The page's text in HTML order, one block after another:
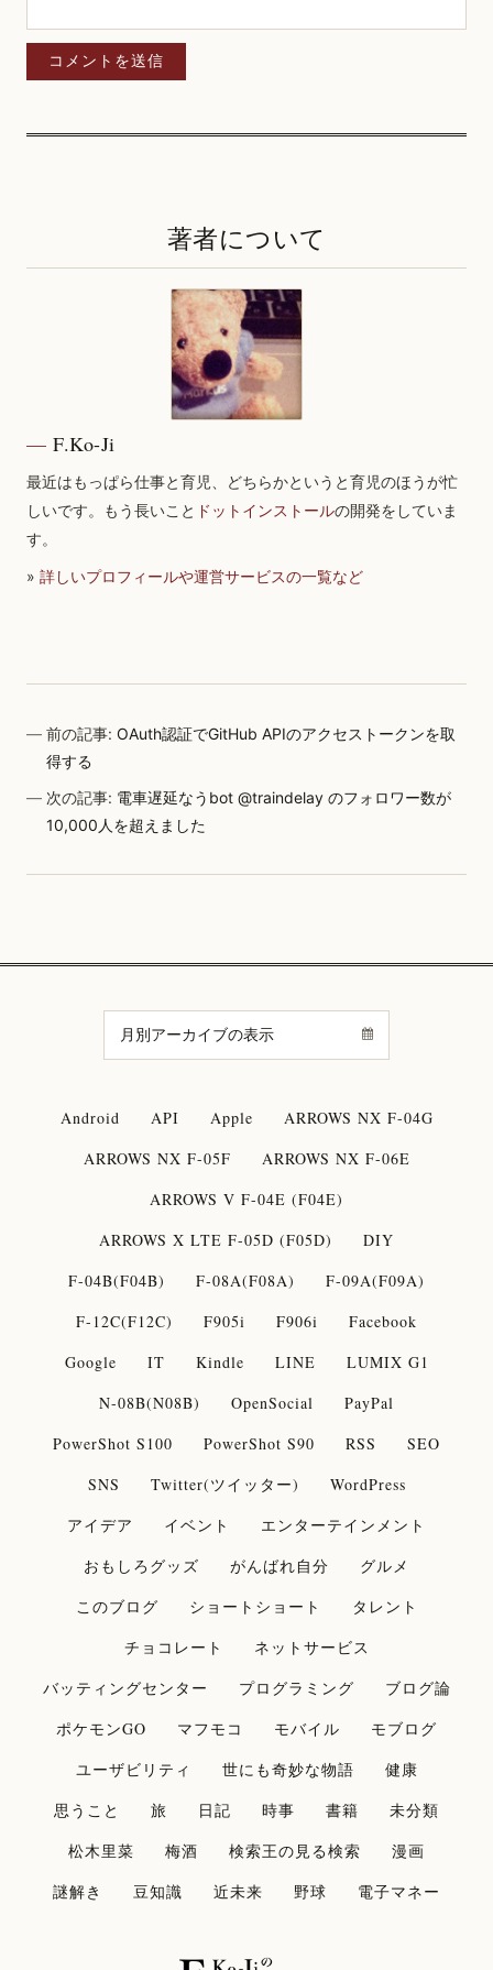
著者について
F.Ko-Ji
最近はもっぱら仕事と育児、どちらかというと育児のほうが忙
しいです。もう長いこと ドットインストールの開発をしていま
す。
» 詳しいプロフィールや運営サービスの一覧など
前の記事:OAuth認証でGitHub APIのアクセストークンを取
得する
次の記事: 電車遅延なうbot @traindelay のフォロワー数が
10,000人を超えました
Android API Apple
ARROWS NX F-04G
ARROWS NX F-05F
ARROWS NX F-06E
ARROWS V F-04E (F04E)
ARROWS X LTE F-05D (F05D)
DIY
F-04B(F04B)
F-08A(F08A)
F-09A(F09A)
F-12C(F12C)
F905i F906i
Facebook
Google
IT Kindle LINE
LUMIX G1
N-08B(N08B)
OpenSocial
PayPal
PowerShot S100
PowerShot S90 RSS
SEO
SNS
Twitter(ツイッター)
WordPress
アイデア
イベント
エンターテインメント
おもしろグッズ
がんばれ自分
グルメ
このブログ
ショートショート
タレント
チョコレート
ネットサービス
バッティングセンター
プログラミング
ブログ論
ポケモンGO
マフモコ モバイル
モブログ
ユーザビリティ
世にも奇妙な物語
健康
思うこと
旅 日記 時事 書籍
未分類
松木里菜
梅酒 検索王の見る検索
漫画
謎解き
豆知識 近未来 野球 電子マネー